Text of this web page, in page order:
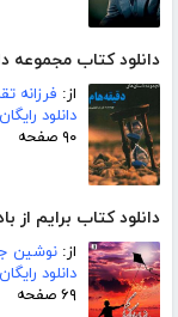
دانلود کتاب مجموعه
از: فرزانه
دانلود
۹۰ صفحه
دانلود کتاب برایم از
از: نوشین
دانلود
۶۹ صفحه